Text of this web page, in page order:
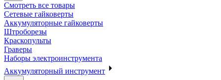
Смотреть все товары
Сетевые гайковерты
Аккумуляторные гайковерты
Штроборезы
Краскопульты
Граверы
Наборы электроинструмента
Аккумуляторный инструмент